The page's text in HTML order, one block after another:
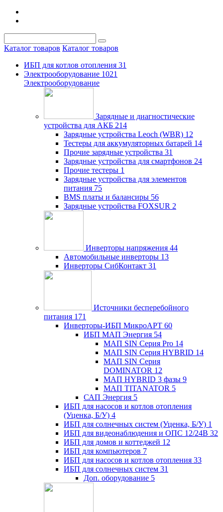
Каталог товаров Каталог товаров
ИБП для котлов отопления 31
Электрооборудование 1021
Электрооборудование
Зарядные и диагностические
устройства для АКБ 214
Зарядные устройства Leoch (WBR) 12
Тестеры для аккумуляторных батарей 14
Прочие зарядные устройства 31
Зарядные устройства для смартфонов 24
Прочие тестеры 1
Зарядные устройства для элементов
питания 75
BMS платы и балансиры 56
Зарядные устройства FOXSUR 2
Инверторы напряжения 44
Автомобильные инверторы 13
Инверторы СибКонтакт 31
Источники бесперебойного
питания 171
Инверторы-ИБП МикроАРТ 60
ИБП МАП Энергия 54
МАП SIN Серия Pro 14
МАП SIN Серия HYBRID 14
МАП SIN Серия
DOMINATOR 12
МАП HYBRID 3 фазы 9
МАП TITANATOR 5
САП Энергия 5
ИБП для насосов и котлов отопления
(Уценка, Б/У) 4
ИБП для солнечных систем (Уценка, Б/У) 1
ИБП для видеонаблюдения и ОПС 12/24В 32
ИБП для домов и коттеджей 12
ИБП для компьютеров 7
ИБП для насосов и котлов отопления 33
ИБП для солнечных систем 31
Доп. оборудование 5